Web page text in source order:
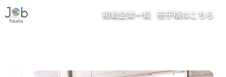
掲載企業一覧 冊子版はこちら